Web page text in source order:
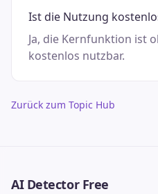
Ist die Nutzung
Ja, die Kernfunktion ist
kostenlos nutzbar.
Zurück zum Topic Hub
AI Detector Free